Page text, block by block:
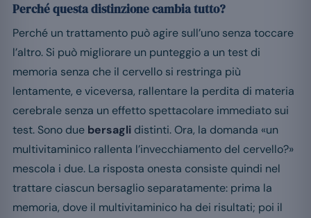
Perché questa distinzione cambia tutto?
Perché un trattamento può agire sull’uno senza toccare
l’altro. Si può migliorare un punteggio a un test di
memoria senza che il cervello si restringa più
lentamente, e viceversa, rallentare la perdita di materia
cerebrale senza un effetto spettacolare immediato sui
test. Sono due bersagli distinti. Ora, la domanda «un
multivitaminico rallenta l’invecchiamento del cervello?»
mescola i due. La risposta onesta consiste quindi nel
trattare ciascun bersaglio separatamente: prima la
memoria, dove il multivitaminico ha dei risultati; poi il